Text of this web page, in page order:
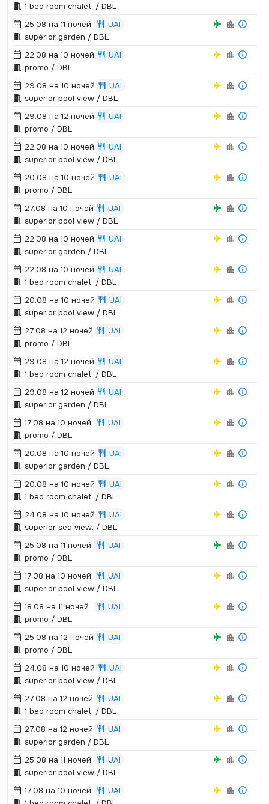
1 bed room chalet.­ / DBL
25.08 на 11 ночей
UAI
superior garden / DBL
22.08 на 10 ночей
UAI
promo / DBL
29.08 на 10 ночей
UAI
superior pool view / DBL
29.08 на 12 ночей
UAI
promo / DBL
22.08 на 10 ночей
UAI
superior pool view / DBL
20.08 на 10 ночей
UAI
promo / DBL
27.08 на 10 ночей
UAI
superior pool view / DBL
22.08 на 10 ночей
UAI
superior garden / DBL
22.08 на 10 ночей
UAI
1 bed room chalet.­ / DBL
20.08 на 10 ночей
UAI
superior pool view / DBL
27.08 на 12 ночей
UAI
promo / DBL
29.08 на 12 ночей
UAI
1 bed room chalet.­ / DBL
29.08 на 12 ночей
UAI
superior garden / DBL
17.08 на 10 ночей
UAI
promo / DBL
20.08 на 10 ночей
UAI
superior garden / DBL
20.08 на 10 ночей
UAI
1 bed room chalet.­ / DBL
24.08 на 10 ночей
UAI
superior sea view.­ / DBL
25.08 на 11 ночей
UAI
promo / DBL
17.08 на 10 ночей
UAI
superior pool view / DBL
18.08 на 11 ночей
UAI
promo / DBL
25.08 на 12 ночей
UAI
promo / DBL
24.08 на 10 ночей
UAI
superior pool view / DBL
27.08 на 12 ночей
UAI
1 bed room chalet.­ / DBL
27.08 на 12 ночей
UAI
superior garden / DBL
25.08 на 11 ночей
UAI
superior pool view / DBL
17.08 на 10 ночей
UAI